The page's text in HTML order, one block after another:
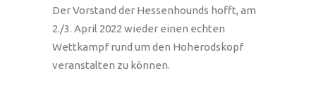
Der Vorstand der Hessenhounds hofft, am
2./3. April 2022 wieder einen echten
Wettkampf rund um den Hoherodskopf
veranstalten zu können.